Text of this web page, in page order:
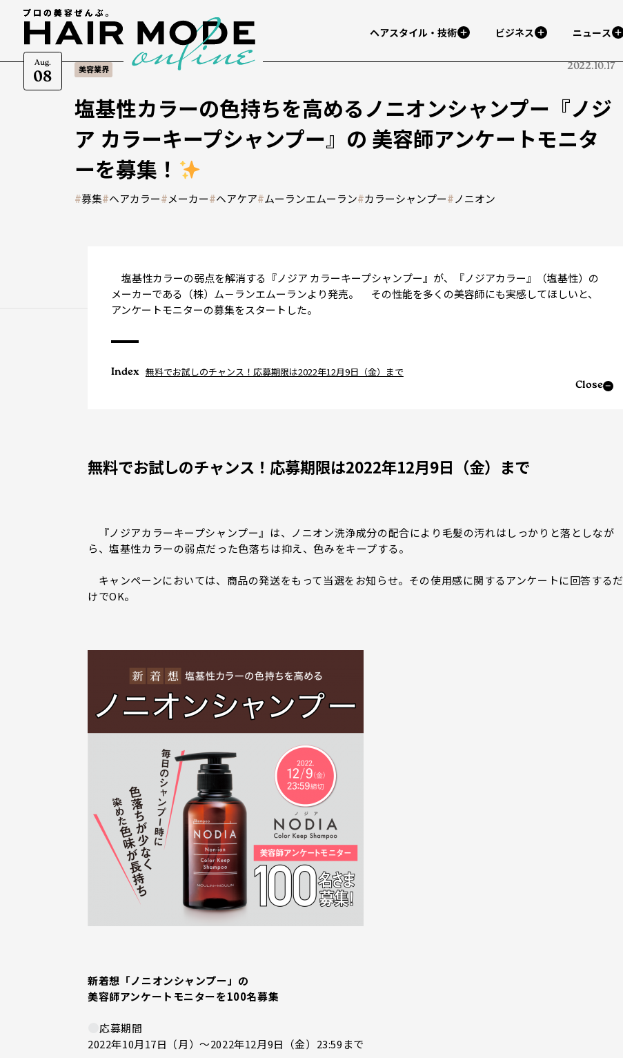
Aug.
08
ヘアスタイル・技術 ビジネス ニュース
美容業界 2022.10.17
塩基性カラーの色持ちを高めるノニオンシャンプー『ノジ
ア カラーキープシャンプー』の 美容師アンケートモニタ
ーを募集！
#募集#ヘアカラー#メーカー#ヘアケア#ムーランエムーラン#カラーシャンプー#ノニオン
塩基性カラーの弱点を解消する『ノジア カラーキープシャンプー』が、『ノジアカラー』（塩基性）の
メーカーである（株）ム－ランエムーランより発売。 その性能を多くの美容師にも実感してほしいと、
アンケートモニターの募集をスタートした。
Index
Close
無料でお試しのチャンス！応募期限は2022年12月9日（金）まで
無料でお試しのチャンス！応募期限は2022年12月9日（金）まで
『ノジアカラーキープシャンプー』は、ノニオン洗浄成分の配合により毛髪の汚れはしっかりと落としなが
ら、塩基性カラーの弱点だった色落ちは抑え、色みをキープする。
キャンペーンにおいては、商品の発送をもって当選をお知らせ。その使用感に関するアンケートに回答するだ
けでOK。
新着想「ノニオンシャンプー」の
美容師アンケートモニターを100名募集
応募期間
2022年10月17日（月）～2022年12月9日（金）23:59まで